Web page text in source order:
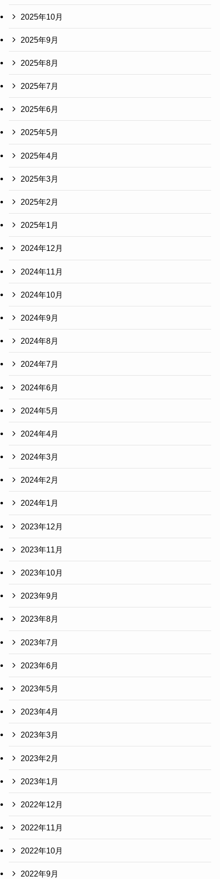
2025年10月
2025年9月
2025年8月
2025年7月
2025年6月
2025年5月
2025年4月
2025年3月
2025年2月
2025年1月
2024年12月
2024年11月
2024年10月
2024年9月
2024年8月
2024年7月
2024年6月
2024年5月
2024年4月
2024年3月
2024年2月
2024年1月
2023年12月
2023年11月
2023年10月
2023年9月
2023年8月
2023年7月
2023年6月
2023年5月
2023年4月
2023年3月
2023年2月
2023年1月
2022年12月
2022年11月
2022年10月
2022年9月